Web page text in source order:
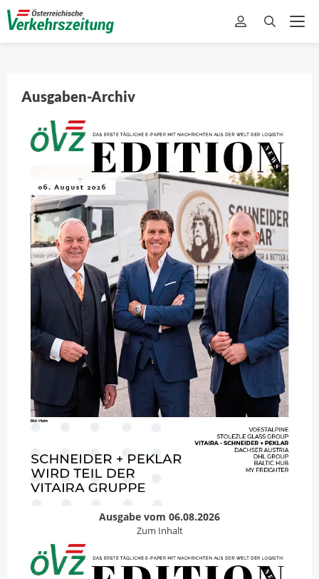
Ausgaben-Archiv
Ausgabe vom 06.08.2026
Zum Inhalt